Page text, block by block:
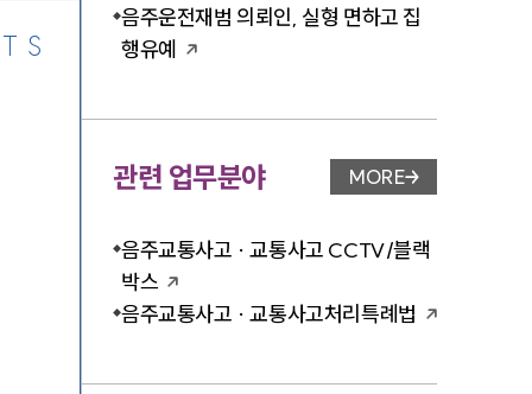
음주운전재범 의뢰인, 실형 면하고 집
행유예
관련 업무분야 업무분야 페이지 이
MORE
음주교통사고 · 교통사고 CCTV/블랙
박스
음주교통사고 · 교통사고처리특례법